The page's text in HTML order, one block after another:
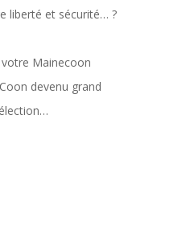
liberté et sécurité… ?
Mainecoon
devenu grand